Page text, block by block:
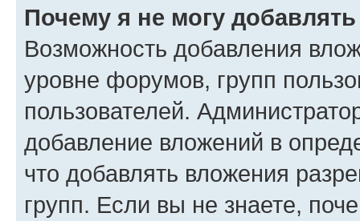
Почему я не могу
Возможность добавления
уровне форумов, групп
пользователей.
добавление вложений в
что добавлять вложения
групп. Если вы не знаете,